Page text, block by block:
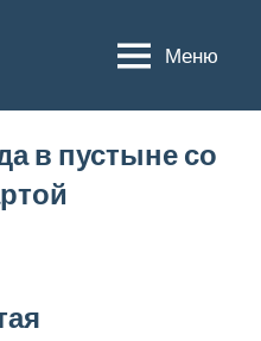
Меню
в пустыне со